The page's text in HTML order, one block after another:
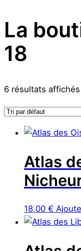
La
18
6 résultats affichés
Atlas
18,00 €